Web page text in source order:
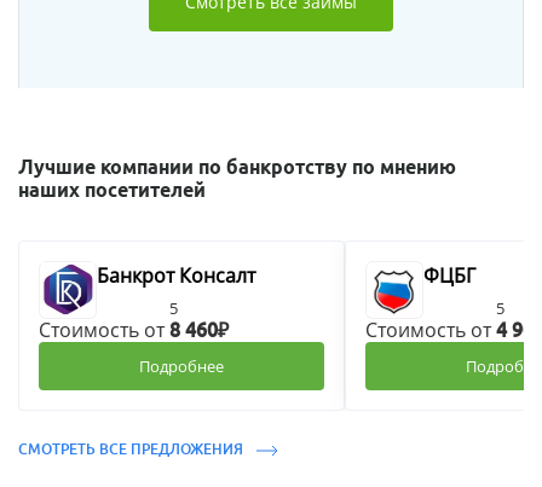
Лучшие компании по банкротству по мнению
наших посетителей
Банкрот Консалт
5
Стоимость от8 460₽
Подробнее
ФЦБГ
5
Стоимость от4
СМОТРЕТЬ ВСЕ ПРЕДЛОЖЕНИЯ